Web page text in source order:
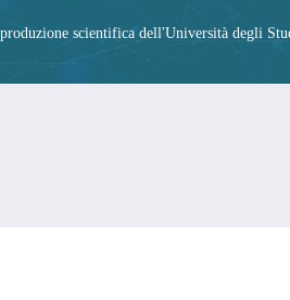
scientifica dell'Università degli